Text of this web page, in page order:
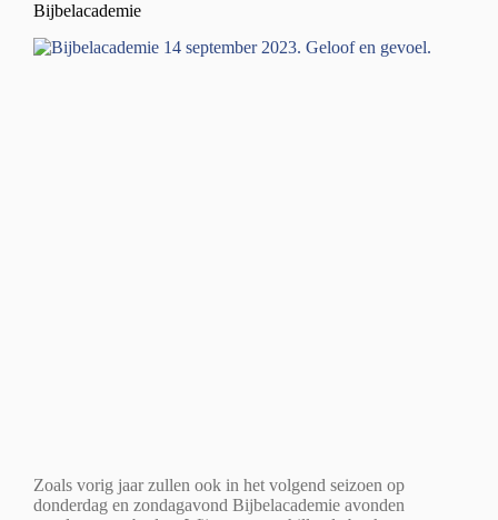
Bijbelacademie
Zoals vorig jaar zullen ook in het volgend seizoen op
donderdag en zondagavond Bijbelacademie avonden